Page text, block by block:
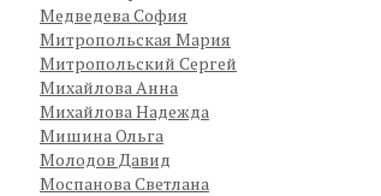
Медведева София
Митропольская Мария
Митропольский Сергей
Михайлова Анна
Михайлова Надежда
Мишина Ольга
Молодов Давид
Моспанова Светлана